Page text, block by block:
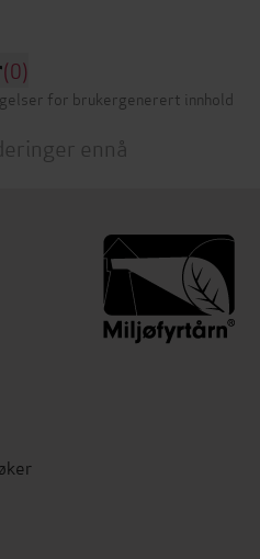
(0)
for brukergenerert innhold
ennå